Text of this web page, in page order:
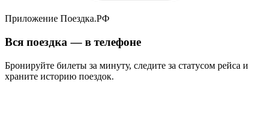
Приложение Поездка.РФ
Вся поездка — в телефоне
Бронируйте билеты за минуту, следите за статусом рейса и
храните историю поездок.